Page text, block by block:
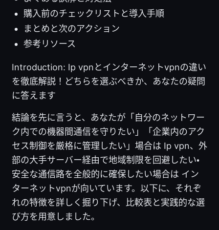
購入前のチェックリストと導入手順
まとめと次のアクション
参考リソース
Introduction: Ip vpnとインターネットvpnの違い
を徹底解説！どちらを選ぶべきか、あなたの疑問
に答えます
結論を先に言うと、あなたが「自分のネットワー
ク内での機器間通信を守りたい」「企業内のアク
セス制御を厳格に管理したい」場合は Ip vpn、外
部の大手サーバー経由で地域制限を回避したい・
安全な通信路を全般的に確保したい場合は イン
ターネットvpnが向いています。以下に、それぞ
れの特徴を詳しく掘り下げ、比較表と実践的な選
び方を用意しました。